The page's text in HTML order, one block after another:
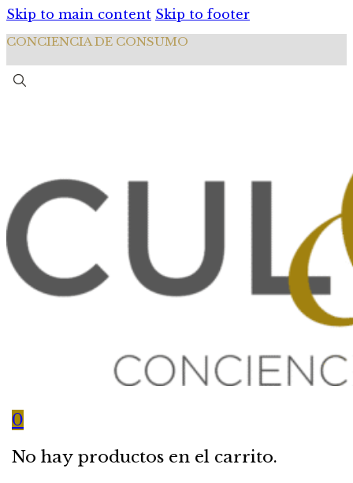
Skip to main content Skip to footer
CONCIENCIA DE CONSUMO
0
No hay productos en el carrito.